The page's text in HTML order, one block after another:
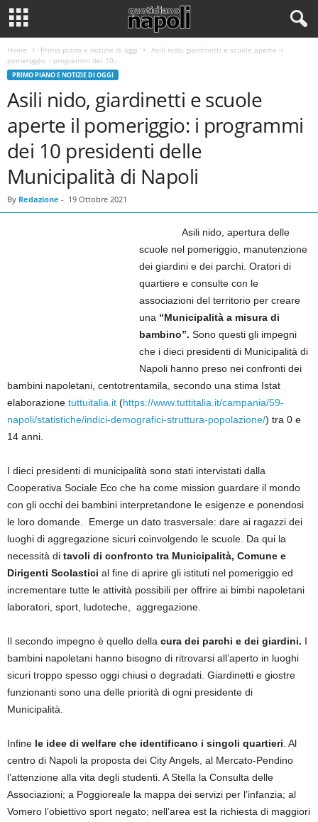
Home Primo piano e notizie di oggi
Asili nido, giardinetti e scuole aperte il
pomeriggio: i programmi dei 10...
PRIMO PIANO E NOTIZIE DI OGGI
Asili nido, giardinetti e scuole
aperte il pomeriggio: i programmi
dei 10 presidenti delle
Municipalità di Napoli
By Redazione - 19 Ottobre 2021
Asili nido, apertura delle
scuole nel pomeriggio, manutenzione
dei giardini e dei parchi. Oratori di
quartiere e consulte con le
associazioni del territorio per creare
una “Municipalità a misura di
bambino”. Sono questi gli impegni
che i dieci presidenti di Municipalità di
Napoli hanno preso nei confronti dei
bambini napoletani, centotrentamila, secondo una stima Istat
elaborazione tuttuitalia.it (https://www.tuttitalia.it/campania/59-
napoli/statistiche/indici-demografici-struttura-popolazione/) tra 0 e
14 anni.
I dieci presidenti di municipalità sono stati intervistati dalla
Cooperativa Sociale Eco che ha come mission guardare il mondo
con gli occhi dei bambini interpretandone le esigenze e ponendosi
le loro domande. Emerge un dato trasversale: dare ai ragazzi dei
luoghi di aggregazione sicuri coinvolgendo le scuole. Da qui la
necessità di tavoli di confronto tra Municipalità, Comune e
Dirigenti Scolastici al fine di aprire gli istituti nel pomeriggio ed
incrementare tutte le attività possibili per offrire ai bimbi napoletani
laboratori, sport, ludoteche, aggregazione.
Il secondo impegno è quello della cura dei parchi e dei giardini. I
bambini napoletani hanno bisogno di ritrovarsi all’aperto in luoghi
sicuri troppo spesso oggi chiusi o degradati. Giardinetti e giostre
funzionanti sono una delle priorità di ogni presidente di
Municipalità.
Infine le idee di welfare che identificano i singoli quartieri . Al
centro di Napoli la proposta dei City Angels, al Mercato-Pendino
l’attenzione alla vita degli studenti. A Stella la Consulta delle
Associazioni; a Poggioreale la mappa dei servizi per l’infanzia; al
Vomero l’obiettivo sport negato; nell’area est la richiesta di maggiori